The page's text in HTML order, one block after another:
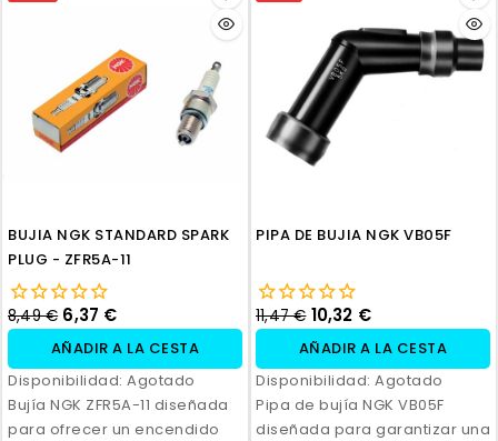
BUJIA NGK STANDARD SPARK
PLUG - ZFR5A-11
8,49 € 6,37 €
AÑADIR A LA CESTA
Disponibilidad: Agotado
Bujía NGK ZFR5A-11 diseñada
para ofrecer un encendido
PIPA DE BUJIA NGK VB05F
11,47 € 10,32 €
AÑADIR A LA CESTA
Disponibilidad: Agotado
Pipa de bujía NGK VB05F
diseñada para garantizar una